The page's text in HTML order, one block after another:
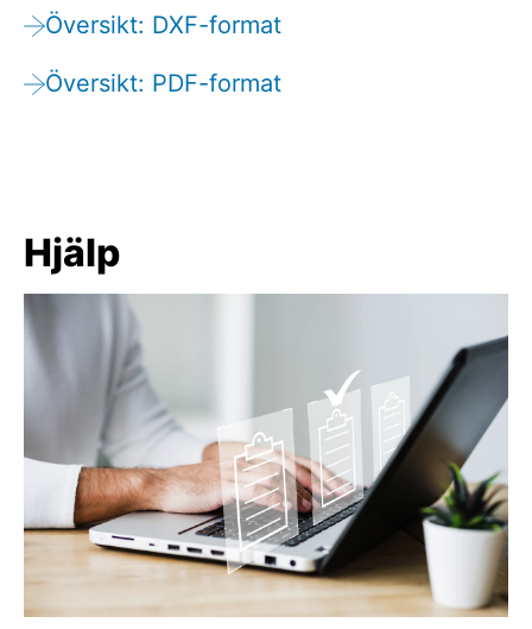
Översikt: DXF-format
Översikt: PDF-format
Hjälp